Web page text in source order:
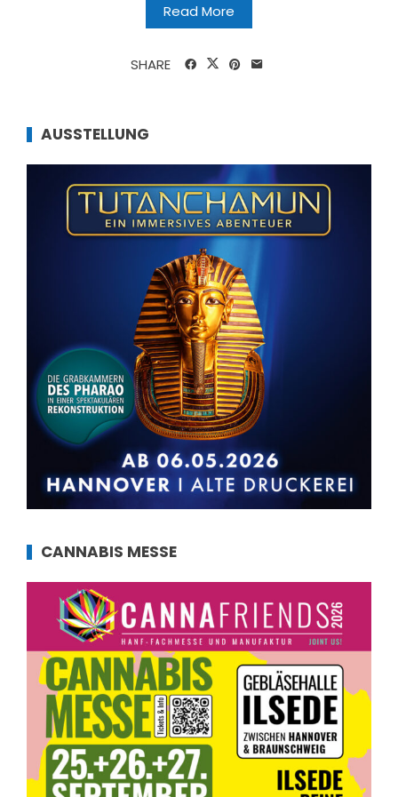
Read More
SHARE
AUSSTELLUNG
CANNABIS MESSE